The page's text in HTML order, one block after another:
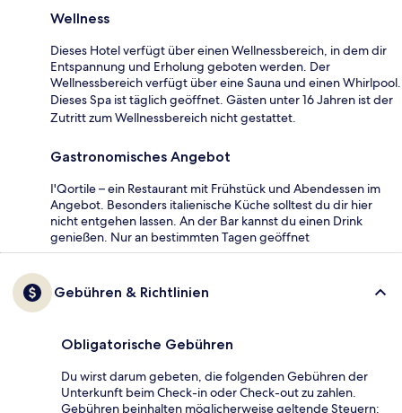
Wellness
Dieses Hotel verfügt über einen Wellnessbereich, in dem dir
Entspannung und Erholung geboten werden. Der
Wellnessbereich verfügt über eine Sauna und einen Whirlpool.
Dieses Spa ist täglich geöffnet. Gästen unter 16 Jahren ist der
Zutritt zum Wellnessbereich nicht gestattet.
Gastronomisches Angebot
I'Qortile – ein Restaurant mit Frühstück und Abendessen im
Angebot. Besonders italienische Küche solltest du dir hier
nicht entgehen lassen. An der Bar kannst du einen Drink
genießen. Nur an bestimmten Tagen geöffnet
Gebühren & Richtlinien
Obligatorische Gebühren
Du wirst darum gebeten, die folgenden Gebühren der
Unterkunft beim Check-in oder Check-out zu zahlen.
Gebühren beinhalten möglicherweise geltende Steuern: